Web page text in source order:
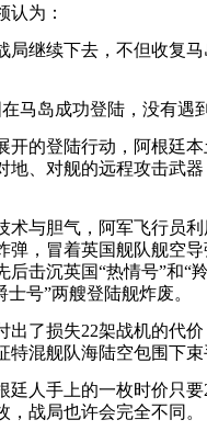
为：
继续下去，不但收复马
岛成功登陆，没有遇到
的登陆行动，阿根廷本
地、对舰的远程攻击武
与胆气，阿军飞行员利
弹，冒着英国舰队舰空
后击沉英国“热情号”和“
号”两艘登陆舰炸废。
了损失22架战机的代价
特混舰队海陆空包围下束
人手上的一枚时价只要
，战局也许会完全不同。